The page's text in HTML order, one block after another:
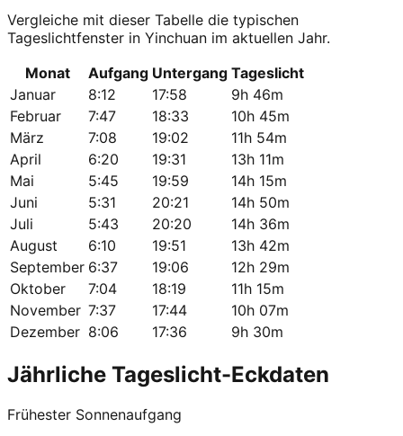
Vergleiche mit dieser Tabelle die typischen
Tageslichtfenster in Yinchuan im aktuellen Jahr.
Monat
Aufgang Untergang Tageslicht
Januar
8:12 17:58
9h 46m
Februar
7:47 18:33
10h 45m
März
7:08 19:02
11h 54m
April
6:20 19:31
13h 11m
Mai
5:45 19:59
14h 15m
Juni
5:31 20:21
14h 50m
Juli
5:43 20:20
14h 36m
August
6:10 19:51
13h 42m
September 6:37 19:06
12h 29m
Oktober
7:04 18:19
11h 15m
November 7:37 17:44
10h 07m
Dezember 8:06 17:36 9h 30m
Jährliche Tageslicht-Eckdaten
Frühester Sonnenaufgang